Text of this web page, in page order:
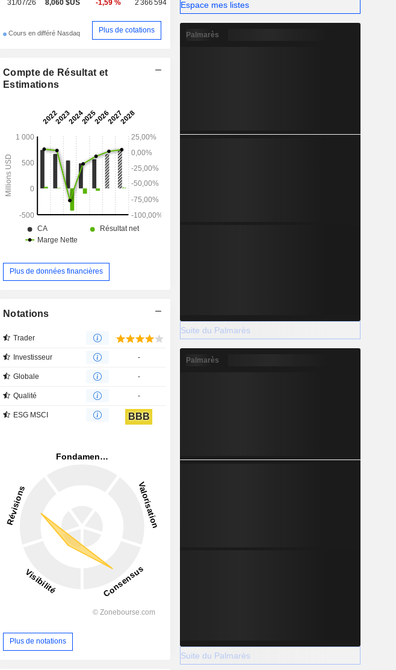
éditeurs et développeurs d'applications.
31/07/26 8,060 $US -1,59 % 2 366 594
Cours en différé Nasdaq Plus de cotations
Compte de Résultat et
Estimations
Plus de données financières
Notations
Trader
Investisseur -
Globale -
Qualité -
ESG MSCI BBB
Plus de notations
Espace mes listes
Palmarès
Suite du Palmarès
Palmarès
Suite du Palmarès